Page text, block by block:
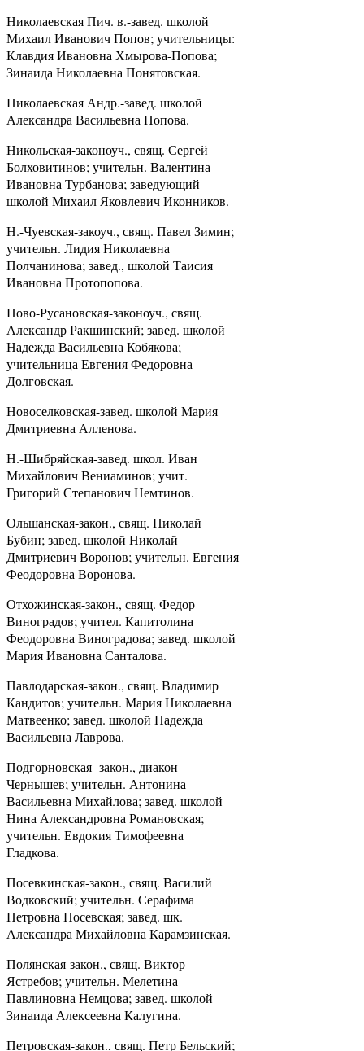
Николаевская Пич. в.-завед. школой
Михаил Иванович Попов; учительницы:
Клавдия Ивановна Хмырова-Попова;
Зинаида Николаевна Понятовская.
Николаевская Андр.-завед. школой
Александра Васильевна Попова.
Никольская-законоуч., свящ. Сергей
Болховитинов; учительн. Валентина
Ивановна Турбанова; заведующий
школой Михаил Яковлевич Иконников.
Н.-Чуевская-закоуч., свящ. Павел Зимин;
учительн. Лидия Николаевна
Полчанинова; завед., школой Таисия
Ивановна Протопопова.
Ново-Русановская-законоуч., свящ.
Александр Ракшинский; завед. школой
Надежда Васильевна Кобякова;
учительница Евгения Федоровна
Долговская.
Новоселковская-завед. школой Мария
Дмитриевна Алленова.
Н.-Шибряйская-завед. школ. Иван
Михайлович Вениаминов; учит.
Григорий Степанович Немтинов.
Ольшанская-закон., свящ. Николай
Бубин; завед. школой Николай
Дмитриевич Воронов; учительн. Евгения
Феодоровна Воронова.
Отхожинская-закон., свящ. Федор
Виноградов; учител. Капитолина
Феодоровна Виноградова; завед. школой
Мария Ивановна Санталова.
Павлодарская-закон., свящ. Владимир
Кандитов; учительн. Мария Николаевна
Матвеенко; завед. школой Надежда
Васильевна Лаврова.
Подгорновская -закон., диакон
Чернышев; учительн. Антонина
Васильевна Михайлова; завед. школой
Нина Александровна Романовская;
учительн. Евдокия Тимофеевна
Гладкова.
Посевкинская-закон., свящ. Василий
Водковский; учительн. Серафима
Петровна Посевская; завед. шк.
Александра Михайловна Карамзинская.
Полянская-закон., свящ. Виктор
Ястребов; учительн. Мелетина
Павлиновна Немцова; завед. школой
Зинаида Алексеевна Калугина.
Петровская-закон., свящ. Петр Бельский;